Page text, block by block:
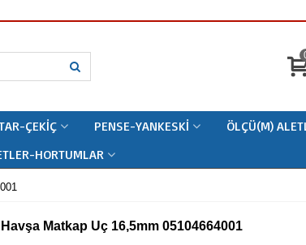
ÇEKIÇ PENSE-YANKESKI
ÖLÇÜ(M)
HORTUMLAR
Matkap Uç 16,5mm 05104664001